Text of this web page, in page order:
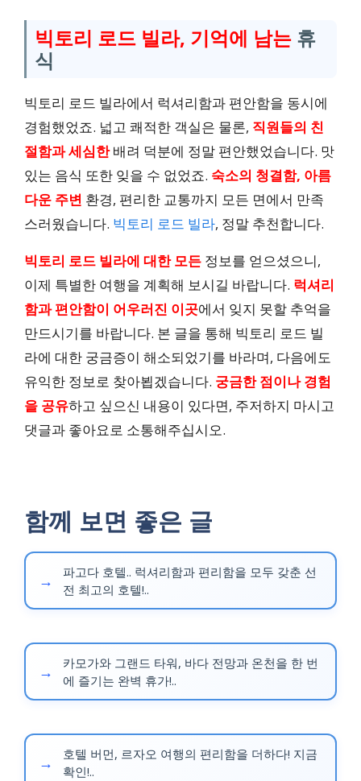
빅토리 로드 빌라, 기억에 남는 휴
식
빅토리 로드 빌라에서 럭셔리함과 편안함을 동시에
경험했었죠. 넓고 쾌적한 객실은 물론, 직원들의 친
절함과 세심한배려 덕분에 정말 편안했었습니다. 맛
있는 음식 또한 잊을 수 없었죠. 숙소의 청결함, 아름
다운 주변 환경, 편리한 교통까지 모든 면에서 만족
스러웠습니다. 빅토리 로드 빌라, 정말 추천합니다.
빅토리 로드 빌라에 대한 모든 정보를 얻으셨으니,
이제 특별한 여행을 계획해 보시길 바랍니다. 럭셔리
함과 편안함이 어우러진 이곳에서 잊지 못할 추억을
만드시기를 바랍니다. 본 글을 통해 빅토리 로드 빌
라에 대한 궁금증이 해소되었기를 바라며, 다음에도
유익한 정보로 찾아뵙겠습니다. 궁금한 점이나 경험
을 공유하고 싶으신 내용이 있다면, 주저하지 마시고
댓글과 좋아요로 소통해주십시오.
함께 보면 좋은 글
파고다 호텔.. 럭셔리함과 편리함을 모두 갖춘 선
전 최고의 호텔!..
카모가와 그랜드 타워, 바다 전망과 온천을 한 번
에 즐기는 완벽 휴가!..
호텔 버먼, 르자오 여행의 편리함을 더하다! 지금
확인!..